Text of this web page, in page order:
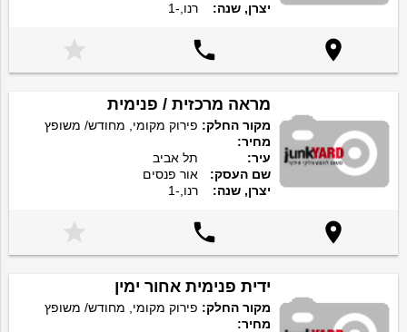
יצרן, שנה:
רנו,-1



מראה מרכזית / פנימית
מקור החלק: פירוק מקומי, מחודש/ משופץ
מחיר:
עיר:
תל אביב
שם העסק:
אור פנסים
יצרן, שנה:
רנו,-1



ידית פנימית אחור ימין
מקור החלק: פירוק מקומי, מחודש/ משופץ
מחיר: